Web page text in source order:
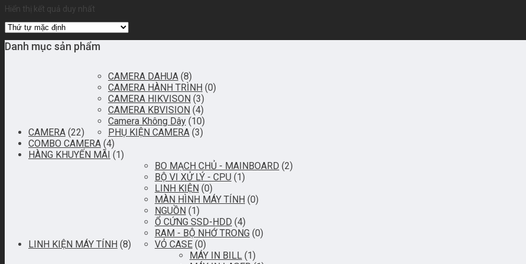
Hiển thị kết quả duy nhất
Danh mục sản phẩm
CAMERA (22)
CAMERA DAHUA (8)
CAMERA HÀNH TRÌNH (0)
CAMERA HIKVISON (3)
CAMERA KBVISION (4)
Camera Không Dây (10)
PHỤ KIỆN CAMERA (3)
COMBO CAMERA (4)
HÀNG KHUYẾN MÃI (1)
LINH KIỆN MÁY TÍNH (8)
BO MẠCH CHỦ - MAINBOARD (2)
BỘ VI XỬ LÝ - CPU (1)
LINH KIỆN (0)
MÀN HÌNH MÁY TÍNH (0)
NGUỒN (1)
Ổ CỨNG SSD-HDD (4)
RAM - BỘ NHỚ TRONG (0)
VỎ CASE (0)
MÁY IN BILL (1)